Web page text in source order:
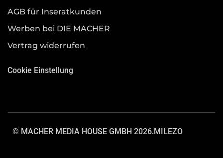
AGB für Inseratkunden
Werben bei DIE MACHER
Vertrag widerrufen
Cookie Einstellung
© MACHER MEDIA HOUSE GMBH 2026.MILEZO